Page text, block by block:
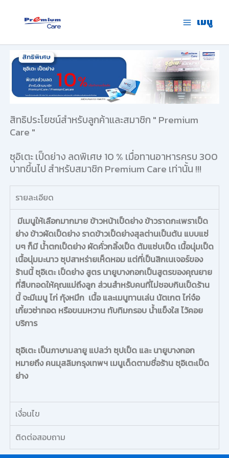
เมนู
สิทธิประโยชน์สำหรับลูกค้าและสมาชิก " Premium
Care "
ซุอิเตะ เป็ดย่าง ลดพิเศษ 10 % เมื่อทานอาหารครบ 300
บาทขึ้นไป สำหรับสมาชิก Premium Care เท่านั้น !!!
รายละเอียด
มีเมนูให้เลือกมากมาย ข้าวหน้าเป็ดย่าง ข้าวราดกะเพราเป็ด
ย่าง ข้าวผัดเป็ดย่าง ราดข้าวเป็ดย่างสุลต่านเป็นต้น แบบแซ่
บๆ ก็มี น้ำตกเป็ดย่าง ผัดคั่วกลิ้งเป็ด ต้มแซ่บเป็ด เนื้อนุ่มเป็ด
เนื้อนุ่มมะนาว ซุปสาหร่ายเห็ดหอม แต่ที่เป็นสิกเนเจอร์ของ
ร้านนี้ ซุอิเตะ เป็ดย่าง สูตร นายูบางกอกเป็นสูตรของคุณยาย
ที่สืบทอดให้คุณแม่ถึงลูก ส่วนสำหรับคนที่ไม่ชอบกินเป็ดร้าน
นี้ จะมีเมนู ไก่ กุ้งหมึก เนื้อ และเมนูทานเล่น นัตเกต ไก่จ๋อ
เกี้ยวซ่าทอด หรือขนมหวาน ทับทิมกรอบ น้ำแข็งใส ไว้คอย
บริการ
ซุอิเตะ เป็นภาษามลายู แปลว่า ซุปเป็ด และ นายูบางกอก
หมายถึง คนมุสลิมกรุงเทพฯ เมนูเด็ดตามชื่อร้าน ซุอิเตะเป็ด
ย่าง
เงื่อนไข
ติดต่อสอบถาม